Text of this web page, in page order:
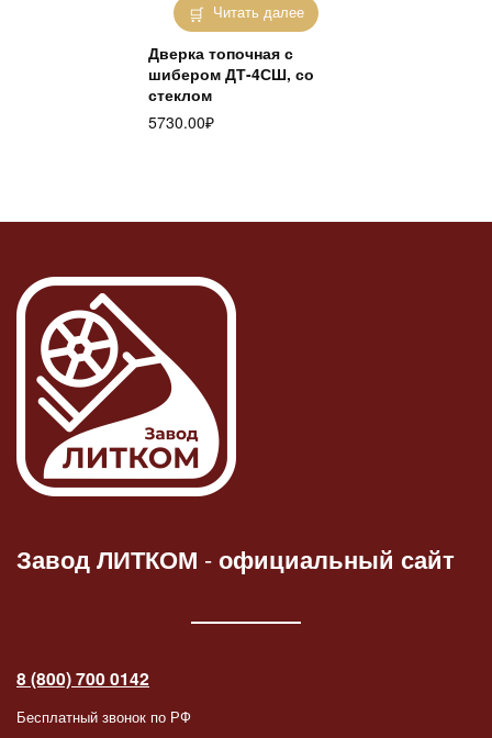
Читать далее
Дверка топочная с
шибером ДТ-4СШ, со
стеклом
5730.00₽
Завод ЛИТКОМ -официальный сайт
8 (800) 700 0142
Бесплатный звонок по РФ